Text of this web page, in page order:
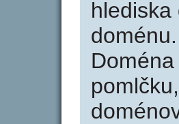
doménu.